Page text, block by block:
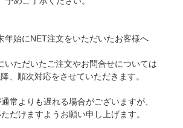
年始にNET注文をいただいたお客様へ
いただいたご注文やお問合せについては
、順次対応をさせていただきます。
常よりも遅れる場合がございますが、
だけますようお願い申し上げます。